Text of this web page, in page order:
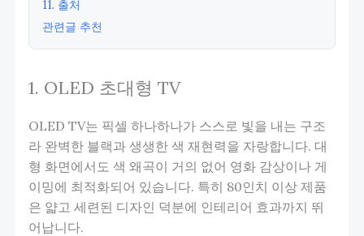
11. 출처
관련글 추천
1. OLED 초대형 TV
OLED TV는 픽셀 하나하나가 스스로 빛을 내는 구조
라 완벽한 블랙과 생생한 색 재현력을 자랑합니다. 대
형 화면에서도 색 왜곡이 거의 없어 영화 감상이나 게
이밍에 최적화되어 있습니다. 특히 80인치 이상 제품
은 얇고 세련된 디자인 덕분에 인테리어 효과까지 뛰
어납니다.